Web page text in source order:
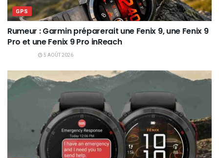
GPS
Rumeur : Garmin préparerait une Fenix 9, une Fenix 9
Pro et une Fenix 9 Pro inReach
5 AOÛT 2026